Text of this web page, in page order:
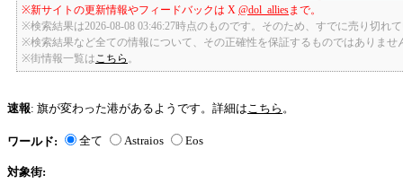
※新サイトの更新情報やフィードバックは X @dol_alliesまで。
※検索結果は2026-08-08 03:46:27時点のものです。そのため、すでに売り切れ
※検索結果など全ての情報について、その正確性を保証するものではありませ
※街情報一覧は こちら
速報: 旗が変わった港があるようです。詳細は こちら 。
ワールド: 全て Astraios Eos
対象街: